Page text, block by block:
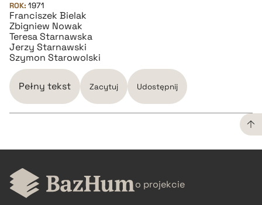
ROK: 1971
Franciszek Bielak
Zbigniew Nowak
Teresa Starnawska
Jerzy Starnawski
Szymon Starowolski
Pełny tekst Zacytuj Udostępnij
CZYSTY TEKST
pobierz cytat o projekcie